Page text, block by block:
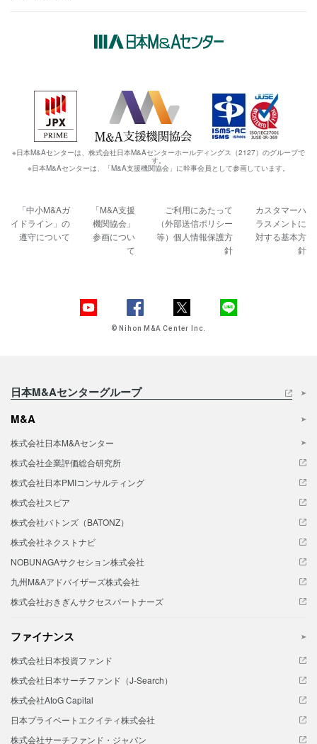
※日本M&Aセンターは、株式会社日本M&Aセンターホールディングス（2127）のグループで
す。
※日本M&Aセンターは、「M&A支援機関協会」に幹事会員として参画しています。
「中小M&Aガ
イドライン」の
遵守について
「M&A支援
機関協会」
参画につい
て
ご利用にあたって
（外部送信ポリシー
等）個人情報保護方
針
カスタマーハ
ラスメントに
対する基本方
針
© Nihon M&A Center Inc.
日本M&Aセンターグループ
M&A
株式会社日本M&Aセンター
株式会社企業評価総合研究所
株式会社日本PMIコンサルティング
株式会社スピア
株式会社バトンズ（BATONZ）
株式会社ネクストナビ
NOBUNAGAサクセション株式会社
九州M&Aアドバイザーズ株式会社
株式会社おきぎんサクセスパートナーズ
ファイナンス
株式会社日本投資ファンド
株式会社日本サーチファンド（J-Search）
株式会社AtoG Capital
日本プライベートエクイティ株式会社
株式会社サーチファンド・ジャパン